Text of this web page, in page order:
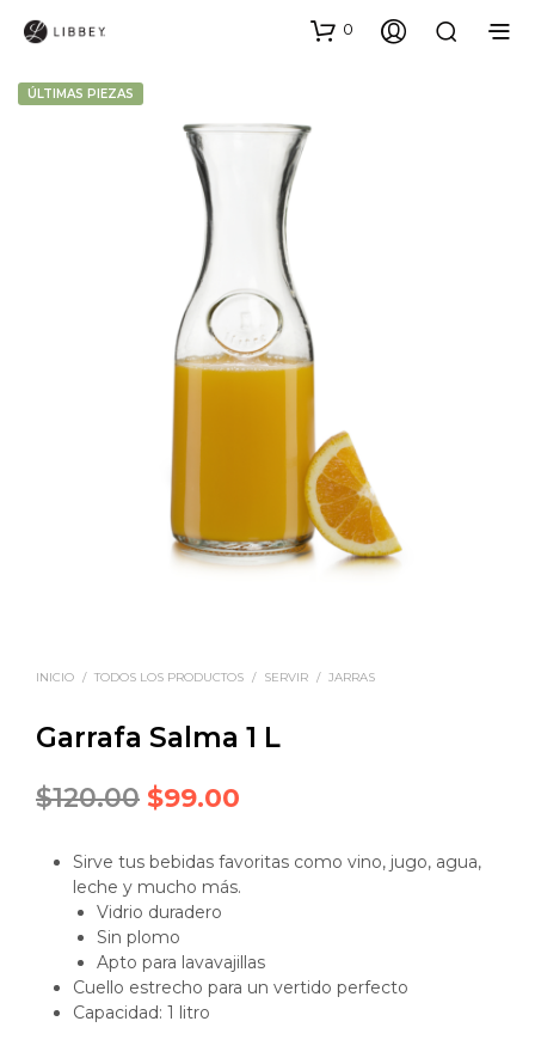
0
ÚLTIMAS PIEZAS
INICIO / TODOS LOS PRODUCTOS / SERVIR / JARRAS
Garrafa Salma 1 L
$120.00 Original
was:
$120.00.
$99.00
is:
Sirve tus bebidas favoritas como vino, jugo, agua,
leche y mucho más.
Vidrio duradero
Sin plomo
Apto para lavavajillas
Cuello estrecho para un vertido perfecto
Capacidad: 1 litro